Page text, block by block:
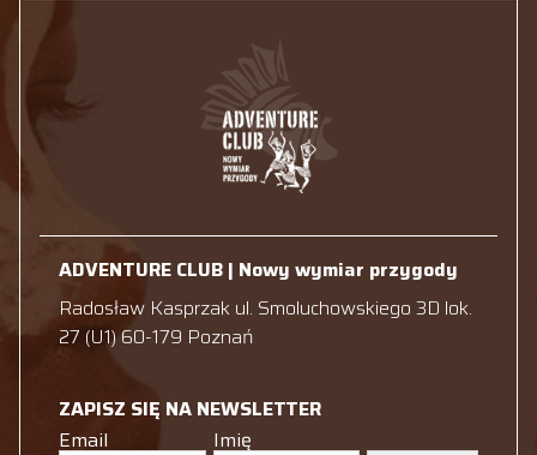
ADVENTURE CLUB | Nowy wymiar przygody
Radosław Kasprzak ul. Smoluchowskiego 3D lok.
27 (U1) 60-179 Poznań
ZAPISZ SIĘ NA NEWSLETTER
Email
Imię